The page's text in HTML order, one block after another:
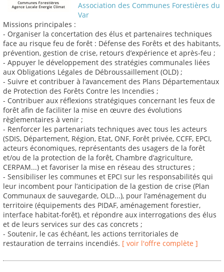
Association des Communes Forestières du
Var
Missions principales :
- Organiser la concertation des élus et partenaires techniques
face au risque feu de forêt : Défense des Forêts et des habitants,
prévention, gestion de crise, retours d’expérience et après-feu ;
- Appuyer le développement des stratégies communales liées
aux Obligations Légales de Débroussaillement (OLD) ;
- Suivre et contribuer à l’avancement des Plans Départementaux
de Protection des Forêts Contre les Incendies ;
- Contribuer aux réflexions stratégiques concernant les feux de
forêt afin de faciliter la mise en œuvre des évolutions
règlementaires à venir ;
- Renforcer les partenariats techniques avec tous les acteurs
(SDIS, Département, Région, Etat, ONF, Forêt privée, CCFF, EPCI,
acteurs économiques, représentants des usagers de la forêt
et/ou de la protection de la forêt, Chambre d’agriculture,
CERPAM...) et favoriser la mise en réseau des structures ;
- Sensibiliser les communes et EPCI sur les responsabilités qui
leur incombent pour l’anticipation de la gestion de crise (Plan
Communaux de sauvegarde, OLD...), pour l’aménagement du
territoire (équipements des PIDAF, aménagement forestier,
interface habitat-forêt), et répondre aux interrogations des élus
et de leurs services sur des cas concrets ;
- Soutenir, le cas échéant, les actions territoriales de
restauration de terrains incendiés. [ voir l'offre complète ]